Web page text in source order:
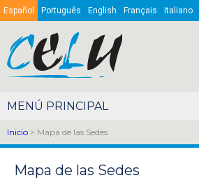
Pasar al contenido principal
Español Português English Français Italiano
Inicio > Mapa de las Sedes
Mapa de las Sedes